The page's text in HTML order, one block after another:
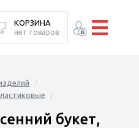
букет,
КОРЗИНА
нет товаров